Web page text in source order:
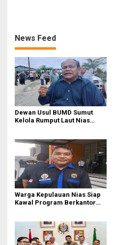
News Feed
Dewan Usul BUMD Sumut
Kelola Rumput Laut Nias
Warga Kepulauan Nias Siap
Kawal Program Berkantor